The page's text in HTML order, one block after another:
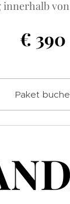
€ 390
Paket